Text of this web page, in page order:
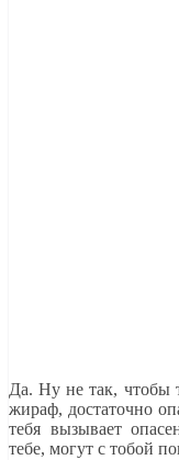
Да. Ну не так, чтобы
жираф, достаточно
тебя вызывает
тебе, могут с тобой